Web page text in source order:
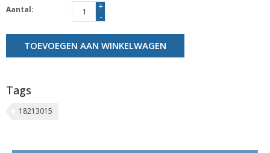
Aantal:
+
-
TOEVOEGEN AAN WINKELWAGEN
Tags
18213015